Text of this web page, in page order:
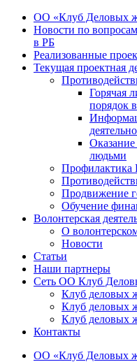
ОО «Клуб Деловых
Новости по
в РБ
Реализованные
Текущая проектная
Горячая
порядок
людьми
Продвижение
Обучение
Волонтерская
О
Новости
Статьи
Наши партнеры
Сеть ОО Клуб
Клуб деловых
Клуб деловых
Клуб деловых
Контакты
ОО «Клуб Деловых